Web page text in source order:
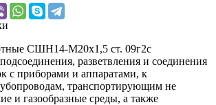
СШН14-М20х1,5 ст. 09г2с
разветвления и соединения
с приборами и аппаратами, к
транспортирующим не
и газообразные среды, а также